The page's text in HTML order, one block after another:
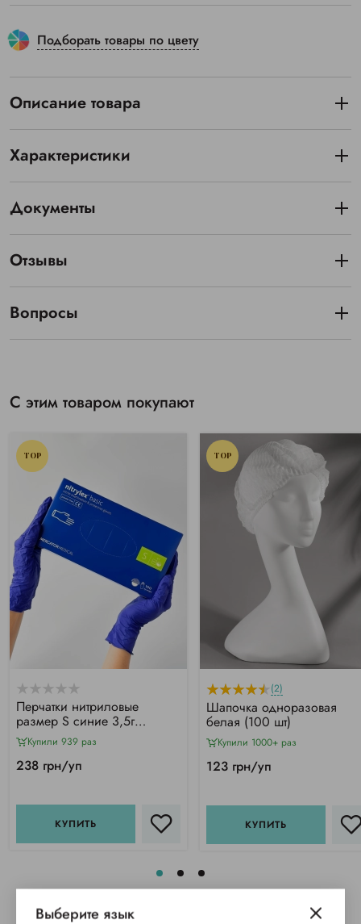
Подборать товары по цвету
Описание товара
Характеристики
Документы
Отзывы
Вопросы
С этим товаром покупают
TOP
Перчатки нитриловые
размер S синие 3,5г
Mercator Nitrylex Basic, 100
штКупили 939 раз
238 грн/уп
КУПИТЬ
TOP
(2)
Шапочка одноразовая
белая (100 шт)
Купили 1000+ раз
123 грн/уп
КУПИТЬ
Выберите язык